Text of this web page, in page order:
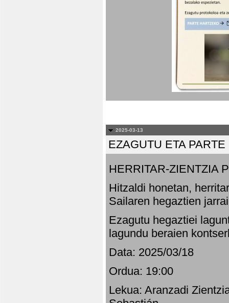
2025-03-13
EZAGUTU ETA
HERRITAR-ZIENTZIA
Hitzaldi honetan,
Sailaren hegaztien
Ezagutu hegaztiei
lagundu beraien
Data: 2025/03/18
Ordua: 19:00
Lekua: Aranzadi